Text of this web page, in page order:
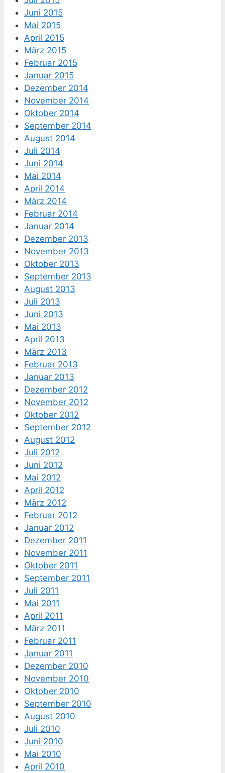
Juni 2015
Mai 2015
April 2015
März 2015
Februar 2015
Januar 2015
Dezember 2014
November 2014
Oktober 2014
September 2014
August 2014
Juli 2014
Juni 2014
Mai 2014
April 2014
März 2014
Februar 2014
Januar 2014
Dezember 2013
November 2013
Oktober 2013
September 2013
August 2013
Juli 2013
Juni 2013
Mai 2013
April 2013
März 2013
Februar 2013
Januar 2013
Dezember 2012
November 2012
Oktober 2012
September 2012
August 2012
Juli 2012
Juni 2012
Mai 2012
April 2012
März 2012
Februar 2012
Januar 2012
Dezember 2011
November 2011
Oktober 2011
September 2011
Juli 2011
Mai 2011
April 2011
März 2011
Februar 2011
Januar 2011
Dezember 2010
November 2010
Oktober 2010
September 2010
August 2010
Juli 2010
Juni 2010
Mai 2010
April 2010